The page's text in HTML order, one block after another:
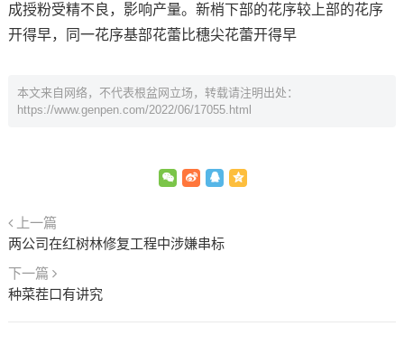
成授粉受精不良，影响产量。新梢下部的花序较上部的花序
开得早，同一花序基部花蕾比穗尖花蕾开得早
本文来自网络，不代表根盆网立场，转载请注明出处：
https://www.genpen.com/2022/06/17055.html
上一篇
两公司在红树林修复工程中涉嫌串标
下一篇
种菜茬口有讲究